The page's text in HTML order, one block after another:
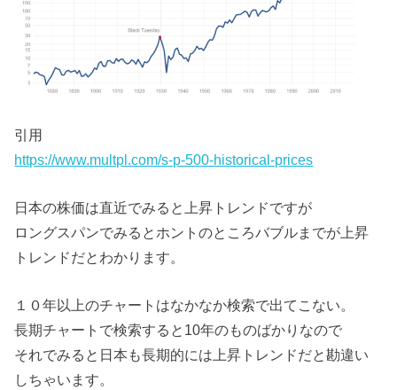
引用
https://www.multpl.com/s-p-500-historical-prices
日本の株価は直近でみると上昇トレンドですが
ロングスパンでみるとホントのところバブルまでが上昇
トレンドだとわかります。
１０年以上のチャートはなかなか検索で出てこない。
長期チャートで検索すると10年のものばかりなので
それでみると日本も長期的には上昇トレンドだと勘違い
しちゃいます。